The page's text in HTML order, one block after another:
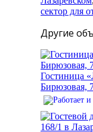
сектор для
Другие
Гостиница
Бирюзовая,